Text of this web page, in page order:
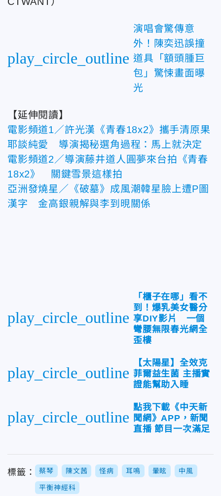
play_circle_outline
演唱會驚傳意
外！陳奕迅誤撞
道具「額頭腫巨
包」驚悚畫面曝
光
【延伸閱讀】
電影頻道1／許光漢《青春18x2》攜手清原果
耶談純愛 導演揭秘選角過程：馬上就決定
電影頻道2／導演藤井道人圓夢來台拍《青春
18x2》 關鍵雪景這樣拍
亞洲發燒星／《破墓》成風潮韓星臉上遭P圖
漢字 金高銀親解與李到晛關係
play_circle_outline
「櫃子在哪」看不
到！爆乳美女醫分
享DIY影片 一個
彎腰無限春光網全
歪樓
play_circle_outline
【太陽星】全效克
菲爾益生菌 主播實
證能幫助入睡
play_circle_outline
點我下載《中天新
聞網》APP，新聞
直播 節目一次滿足
標籤： 蔡琴 陳文茜 怪病 耳鳴 暈眩 中風
平衡神經科